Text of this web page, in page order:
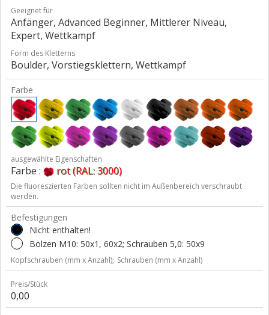
Geeignet für
Anfänger, Advanced Beginner, Mittlerer Niveau,
Expert, Wettkampf
Form des Kletterns
Boulder, Vorstiegsklettern, Wettkampf
Farbe
ausgewählte Eigenschaften
Farbe : rot (RAL: 3000)
Die fluoreszierten Farben sollten nicht im Außenbereich verschraubt
werden.
Befestigungen
Nicht enthalten!
Bolzen M10: 50x1, 60x2; Schrauben 5,0: 50x9
Kopfschrauben (mm x Anzahl); Schrauben (mm x Anzahl)
Preis/Stück
0,00